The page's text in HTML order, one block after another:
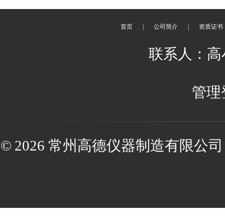
首页 公司简介 资质证书
联系人：
管理
© 2026 常州高德仪器制造有限公